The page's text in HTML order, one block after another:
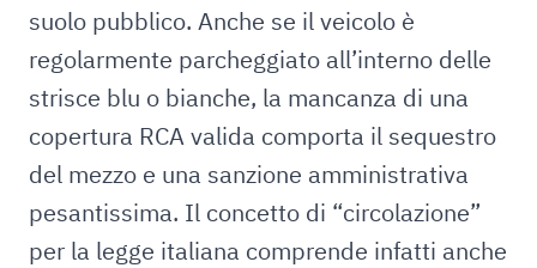
suolo pubblico. Anche se il veicolo è
regolarmente parcheggiato all’interno delle
strisce blu o bianche, la mancanza di una
copertura RCA valida comporta il sequestro
del mezzo e una sanzione amministrativa
pesantissima. Il concetto di “circolazione”
per la legge italiana comprende infatti anche